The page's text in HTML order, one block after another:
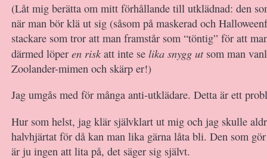
(Låt mig berätta om mitt förhållande till utklädnad: den
när man bör klä ut sig (såsom på maskerad och
stackare som tror att man framstår som “töntig” för att
därmed löper en riskatt inte se lika snygg utsom man
Zoolander-mimen och skärp er!)
Jag umgås med för många anti-utklädare. Detta är ett
Hur som helst, jag klär självklart ut mig och jag skulle
halvhjärtat för då kan man lika gärna låta bli. Den som
är ju ingen att lita på, det säger sig självt.